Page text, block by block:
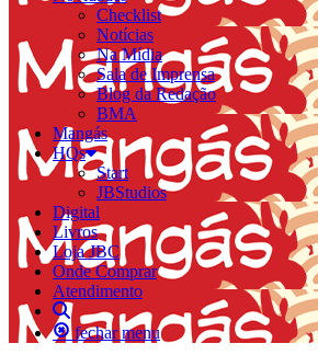
Checklist
Notícias
Na Mídia
Sala de Imprensa
Blog da Redação
BMA
Mangás
HQs
Start
JBStudios
Digital
Livros
Loja JBC
Onde Comprar
Atendimento
fechar menu